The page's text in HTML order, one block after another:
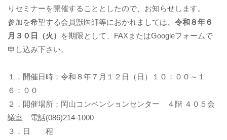
りセミナーを開催することとしたので、お知らせします。
参加を希望する会員獣医師等におかれましては、 令和８年６
月３０日（火）
を期限として、FAXまたはGoogleフォームで
申し込み下さい。
１．開催日時；令和８年７月１２日（日）１０：００～１
６：００
２．開催場所；岡山コンベンションセンター ４階 ４０５会
議室 電話(086)214-1000
３．日 程